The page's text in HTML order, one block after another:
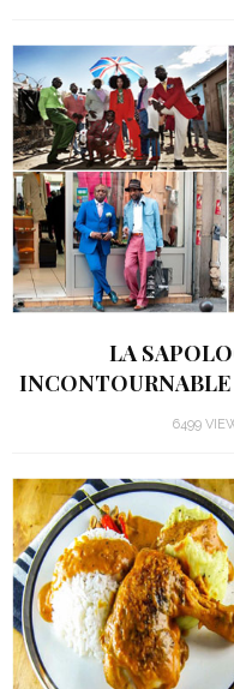
LA
INCONTOURNABLE
6499